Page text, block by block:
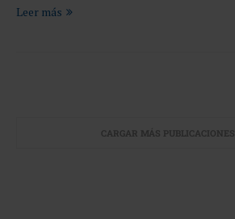
Leer más
CARGAR MÁS PUBLICACIONES